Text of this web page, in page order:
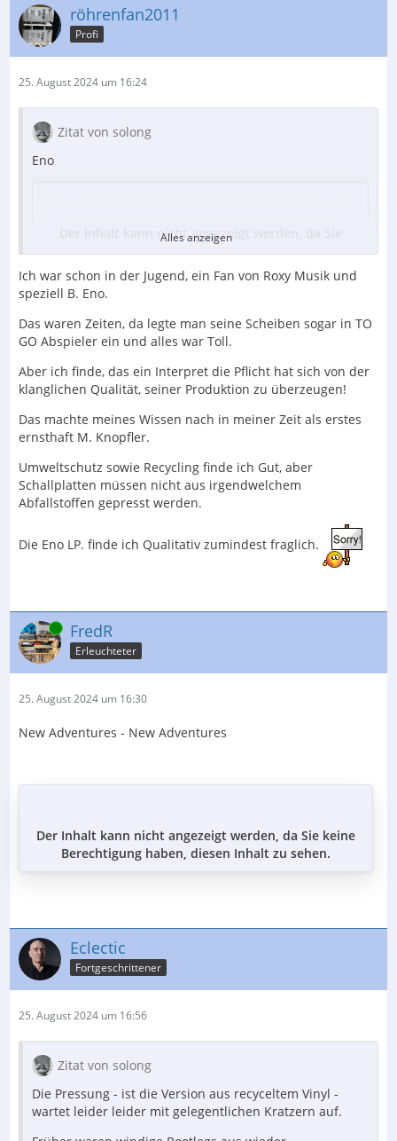
röhrenfan2011
Profi
25. August 2024 um 16:24
Zitat von solong
Eno
Der Inhalt kann nicht angezeigt werden, da Sie
keine Berechtigung haben, diesen Inhalt zu sehen.
Der Inhalt kann nicht angezeigt werden, da Sie
keine Berechtigung haben, diesen Inhalt zu sehen.
Der Inhalt kann nicht angezeigt werden, da Sie
Nicht alles auf diesem Doppelalbum habe ich schon
anderswo. Schöne Compilation!
Die Pressung - ist die Version aus recyceltem Vinyl -
wartet leider leider mit gelegentlichen Kratzern auf.
beleumundet. Wie sich die Zeiten doch ändern…
Alles anzeigen
Ich war schon in der Jugend, ein Fan von Roxy Musik und
speziell B. Eno.
Das waren Zeiten, da legte man seine Scheiben sogar in TO
GO Abspieler ein und alles war Toll.
Aber ich finde, das ein Interpret die Pflicht hat sich von der
klanglichen Qualität, seiner Produktion zu überzeugen!
Das machte meines Wissen nach in meiner Zeit als erstes
ernsthaft M. Knopfler.
Umweltschutz sowie Recycling finde ich Gut, aber
Schallplatten müssen nicht aus irgendwelchem
Abfallstoffen gepresst werden.
Die Eno LP. finde ich Qualitativ zumindest fraglich.
Online FredR
Erleuchteter
25. August 2024 um 16:30
New Adventures - New Adventures
Der Inhalt kann nicht angezeigt werden, da Sie keine
Berechtigung haben, diesen Inhalt zu sehen.
Eclectic
Fortgeschrittener
25. August 2024 um 16:56
Zitat von solong
Die Pressung - ist die Version aus recyceltem Vinyl -
wartet leider leider mit gelegentlichen Kratzern auf.